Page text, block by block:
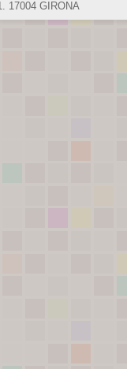
17004 GIRONA